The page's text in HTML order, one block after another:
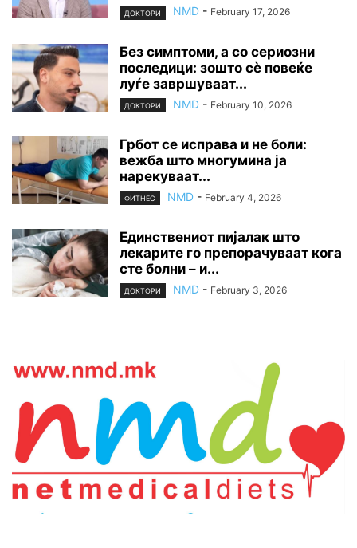
ДОКТОРИ NMD - February 17, 2026
Без симптоми, а со сериозни
последици: зошто сè повеќе
луѓе завршуваат...
ДОКТОРИ NMD - February 10, 2026
Грбот се исправа и не боли:
вежба што многумина ја
нарекуваат...
ФИТНЕС NMD - February 4, 2026
Единствениот пијалак што
лекарите го препорачуваат кога
сте болни – и...
ДОКТОРИ NMD - February 3, 2026